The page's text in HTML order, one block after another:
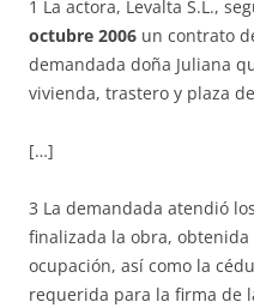
1 La actora, Levalta S.L.,
octubre 2006 un contrato
demandada doña Juliana
vivienda, trastero y plaza
[…]
3 La demandada atendió
finalizada la obra,
ocupación, así como la
requerida para la firma de